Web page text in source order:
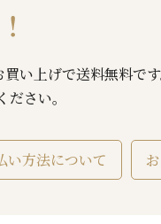
い上げで送料無料です
さい。
い方法について